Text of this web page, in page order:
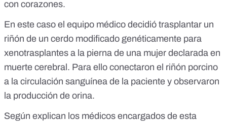
con corazones.
En este caso el equipo médico decidió trasplantar un
riñón de un cerdo modificado genéticamente para
xenotrasplantes a la pierna de una mujer declarada en
muerte cerebral. Para ello conectaron el riñón porcino
a la circulación sanguínea de la paciente y observaron
la producción de orina.
Según explican los médicos encargados de esta